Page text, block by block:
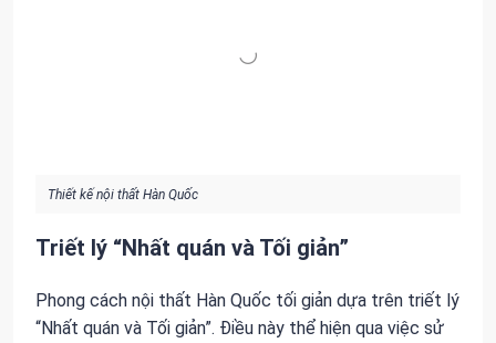
Thiết kế nội thất Hàn Quốc
Triết lý “Nhất quán và Tối giản”
Phong cách nội thất Hàn Quốc tối giản dựa trên triết lý
“Nhất quán và Tối giản”. Điều này thể hiện qua việc sử